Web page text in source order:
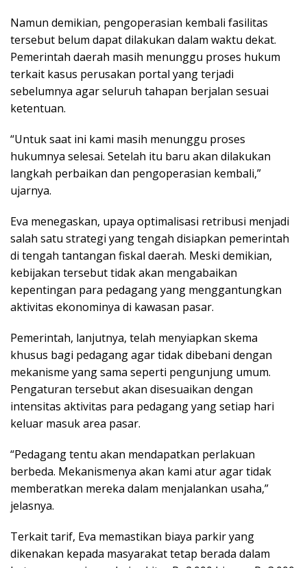
Namun demikian, pengoperasian kembali fasilitas
tersebut belum dapat dilakukan dalam waktu dekat.
Pemerintah daerah masih menunggu proses hukum
terkait kasus perusakan portal yang terjadi
sebelumnya agar seluruh tahapan berjalan sesuai
ketentuan.
“Untuk saat ini kami masih menunggu proses
hukumnya selesai. Setelah itu baru akan dilakukan
langkah perbaikan dan pengoperasian kembali,”
ujarnya.
Eva menegaskan, upaya optimalisasi retribusi menjadi
salah satu strategi yang tengah disiapkan pemerintah
di tengah tantangan fiskal daerah. Meski demikian,
kebijakan tersebut tidak akan mengabaikan
kepentingan para pedagang yang menggantungkan
aktivitas ekonominya di kawasan pasar.
Pemerintah, lanjutnya, telah menyiapkan skema
khusus bagi pedagang agar tidak dibebani dengan
mekanisme yang sama seperti pengunjung umum.
Pengaturan tersebut akan disesuaikan dengan
intensitas aktivitas para pedagang yang setiap hari
keluar masuk area pasar.
“Pedagang tentu akan mendapatkan perlakuan
berbeda. Mekanismenya akan kami atur agar tidak
memberatkan mereka dalam menjalankan usaha,”
jelasnya.
Terkait tarif, Eva memastikan biaya parkir yang
dikenakan kepada masyarakat tetap berada dalam